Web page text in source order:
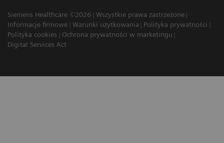
Siemens Healthcare ©2026
Wszystkie prawa zastrzeżone
Informacje firmowe
Warunki użytkowania
Polityka prywatności
Polityka cookies
Ochrona prywatności w marketingu
Digital Services Act